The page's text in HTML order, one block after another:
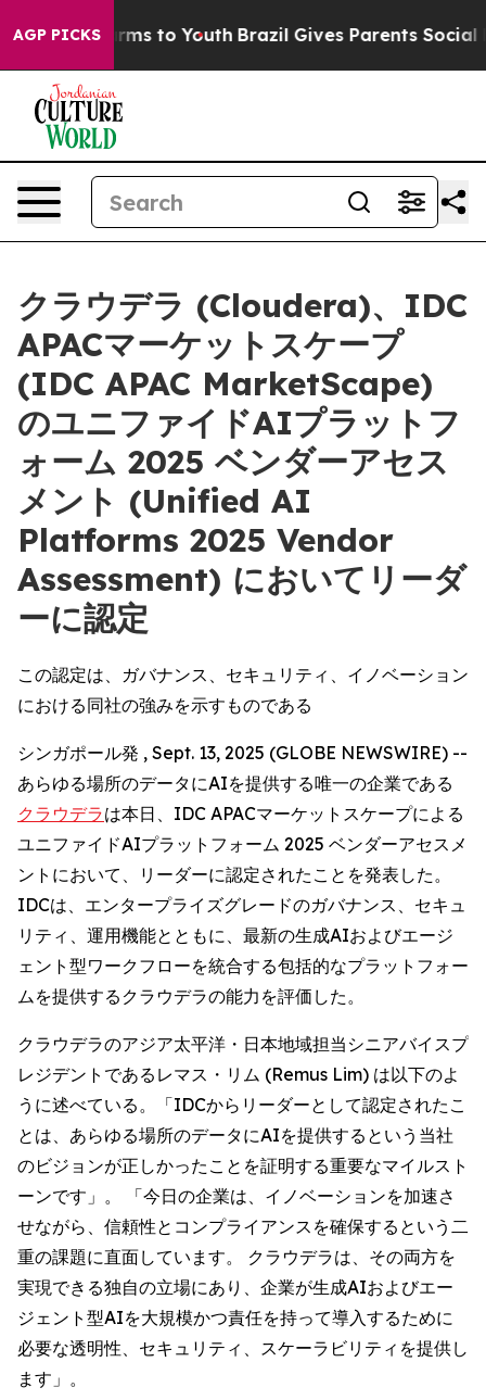
AGP PICKS
Harms to Youth Brazil Gives Parents Social
クラウデラ (Cloudera)、IDC
APACマーケットスケープ
(IDC APAC MarketScape)
のユニファイドAIプラットフ
ォーム 2025 ベンダーアセス
メント (Unified AI
Platforms 2025 Vendor
Assessment) においてリーダ
ーに認定
この認定は、ガバナンス、セキュリティ、イノベーション
における同社の強みを示すものである
シンガポール発 , Sept. 13, 2025 (GLOBE NEWSWIRE) --
あらゆる場所のデータにAIを提供する唯一の企業である
クラウデラは本日、IDC APACマーケットスケープによる
ユニファイドAIプラットフォーム 2025 ベンダーアセスメ
ントにおいて、リーダーに認定されたことを発表した。
IDCは、エンタープライズグレードのガバナンス、セキュ
リティ、運用機能とともに、最新の生成AIおよびエージ
ェント型ワークフローを統合する包括的なプラットフォー
ムを提供するクラウデラの能力を評価した。
クラウデラのアジア太平洋・日本地域担当シニアバイスプ
レジデントであるレマス・リム (Remus Lim) は以下のよ
うに述べている。「IDCからリーダーとして認定されたこ
とは、あらゆる場所のデータにAIを提供するという当社
のビジョンが正しかったことを証明する重要なマイルスト
ーンです」。 「今日の企業は、イノベーションを加速さ
せながら、信頼性とコンプライアンスを確保するという二
重の課題に直面しています。 クラウデラは、その両方を
実現できる独自の立場にあり、企業が生成AIおよびエー
ジェント型AIを大規模かつ責任を持って導入するために
必要な透明性、セキュリティ、スケーラビリティを提供し
ます」。